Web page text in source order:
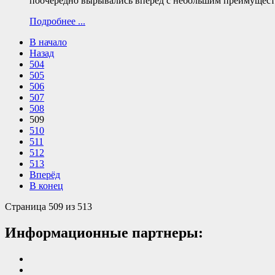
Подробнее ...
В начало
Назад
504
505
506
507
508
509
510
511
512
513
Вперёд
В конец
Страница 509 из 513
Информационные партнеры: